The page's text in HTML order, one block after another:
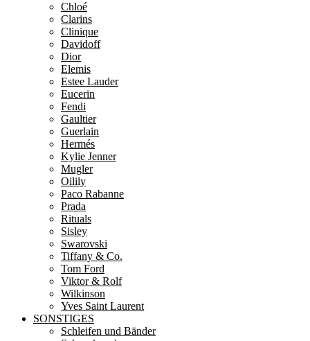
Chloé
Clarins
Clinique
Davidoff
Dior
Elemis
Estee Lauder
Eucerin
Fendi
Gaultier
Guerlain
Hermés
Kylie Jenner
Mugler
Oilily
Paco Rabanne
Prada
Rituals
Sisley
Swarovski
Tiffany & Co.
Tom Ford
Viktor & Rolf
Wilkinson
Yves Saint Laurent
SONSTIGES
Schleifen und Bänder